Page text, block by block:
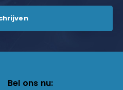
Bel ons nu: